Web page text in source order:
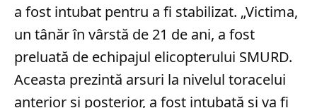
a fost intubat pentru a fi stabilizat. „Victima,
un tânăr în vârstă de 21 de ani, a fost
preluată de echipajul elicopterului SMURD.
Aceasta prezintă arsuri la nivelul toracelui
anterior şi posterior, a fost intubată şi va fi